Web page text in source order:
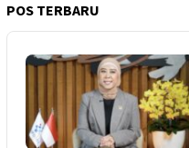
POS TERBARU